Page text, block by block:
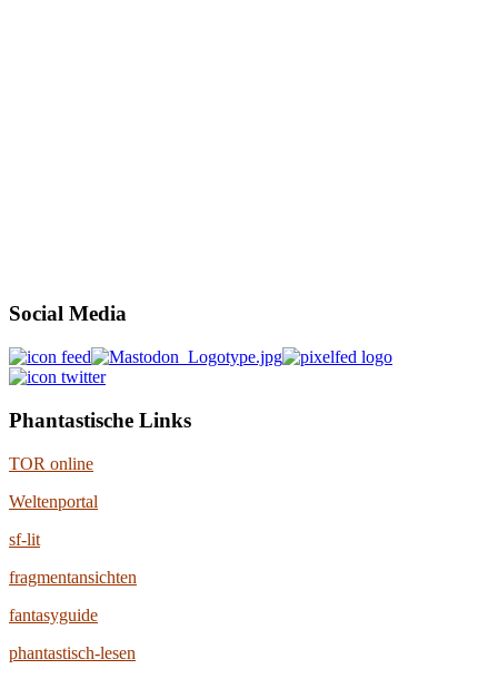
Social Media
Phantastische Links
TOR online
Weltenportal
sf-lit
fragmentansichten
fantasyguide
phantastisch-lesen